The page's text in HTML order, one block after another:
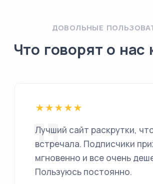
ДОВОЛЬНЫЕ
Что говорят о нас
Лучший сайт раскрутки,
встречала. Подписчики
мгновенно и все очень
Пользуюсь постоянно.